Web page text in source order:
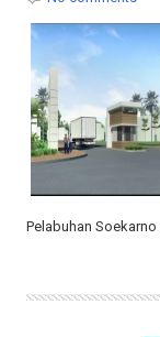
Pelabuhan